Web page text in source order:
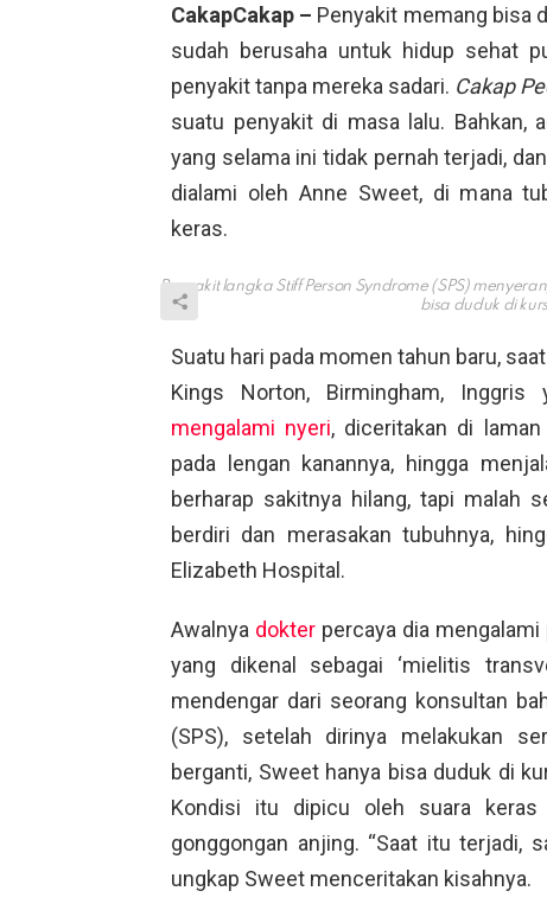
CakapCakap – Penyakit memang bisa
sudah berusaha untuk hidup sehat
penyakit tanpa mereka sadari. Cakap
suatu penyakit di masa lalu. Bahkan,
yang selama ini tidak pernah terjadi,
dialami oleh Anne Sweet, di mana
keras.
Penyakit langka Stiff Person Syndrome (SPS)
bisa duduk di
Suatu hari pada momen tahun baru,
Kings Norton, Birmingham,
mengalami nyeri, diceritakan di laman
pada lengan kanannya, hingga
berharap sakitnya hilang, tapi malah
berdiri dan merasakan tubuhnya,
Elizabeth Hospital.
Awalnya dokter percaya dia
yang dikenal sebagai ‘mielitis
mendengar dari seorang konsultan
(SPS), setelah dirinya melakukan
berganti, Sweet hanya bisa duduk di
Kondisi itu dipicu oleh suara
gonggongan anjing. “Saat itu terjadi,
ungkap Sweet menceritakan kisahnya.